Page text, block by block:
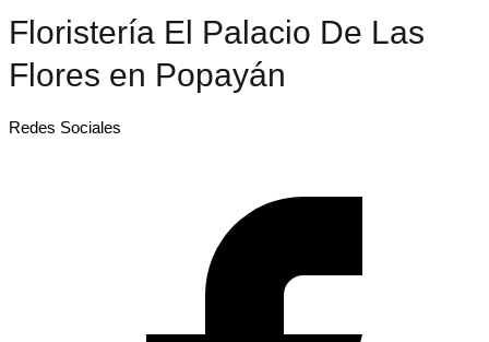
Floristería El Palacio De Las
Flores en Popayán
Redes Sociales